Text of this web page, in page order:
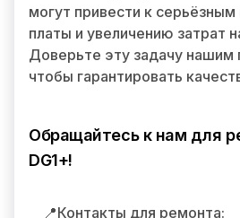
могут привести к
платы и увеличению затрат
Доверьте эту задачу нашим
чтобы гарантировать
Обращайтесь к нам для
DG1+!
📍Контакты для ремонта: